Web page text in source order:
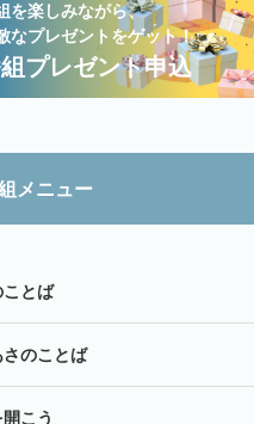
を楽しみながら、
なプレゼントをゲット！
プレゼント申込
メニュー
ことば
のことば
こう